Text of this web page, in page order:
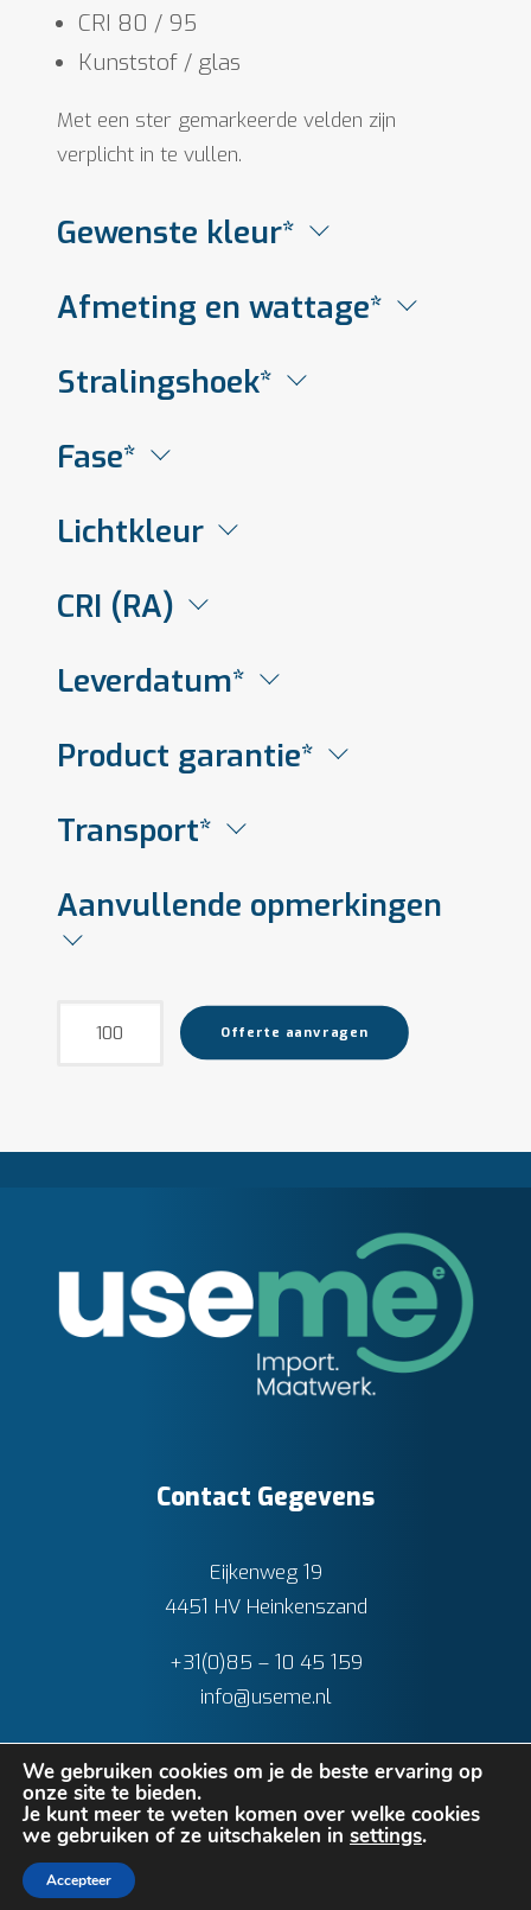
CRI 80 / 95
Kunststof / glas
Met een ster gemarkeerde velden zijn
verplicht in te vullen.
Gewenste kleur*
Afmeting en wattage*
Stralingshoek*
Fase*
Lichtkleur
CRI (RA)
Leverdatum*
Product garantie*
Transport*
Aanvullende opmerkingen
Offerte aanvragen
Contact Gegevens
Eijkenweg 19
4451 HV Heinkenszand
+31(0)85 – 10 45 159
info@useme.nl
Privacy verklaring
We gebruiken cookies om je de beste ervaring op
onze site te bieden.
Je kunt meer te weten komen over welke cookies
we gebruiken of ze uitschakelen in settings.
Accepteer